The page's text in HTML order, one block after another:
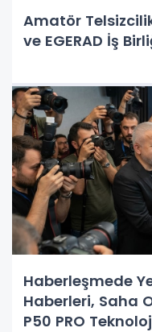
Amatör
ve EGERAD İş
Haberleşmede
Haberleri, Saha
P50 PRO